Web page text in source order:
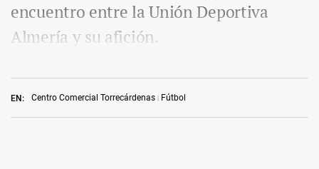
EN: Centro Comercial Torrecárdenas Fútbol
encuentro entre la Unión Deportiva
Almería y su afición.